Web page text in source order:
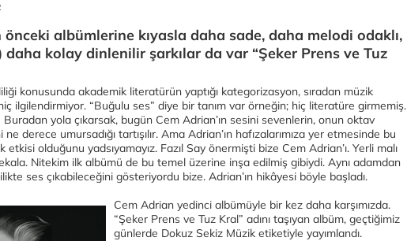
önceki albümlerine kıyasla daha sade, daha melodi odaklı,
kolay dinlenilir şarkılar da var “Şeker Prens ve Tuz
konusunda akademik literatürün yaptığı kategorizasyon, sıradan müzik
ilgilendirmiyor. “Buğulu ses” diye bir tanım var örneğin; hiç literatüre girmemiş.
Buradan yola çıkarsak, bugün Cem Adrian’ın sesini sevenlerin, onun oktav
ne derece umursadığı tartışılır. Ama Adrian’ın hafızalarımıza yer etmesinde bu
etkisi olduğunu yadsıyamayız. Fazıl Say önermişti bize Cem Adrian’ı. Yerli malı
Nitekim ilk albümü de bu temel üzerine inşa edilmiş gibiydi. Aynı adamdan
ses çıkabileceğini gösteriyordu bize. Adrian’ın hikâyesi böyle başladı.
Cem Adrian yedinci albümüyle bir kez daha karşımızda.
“Şeker Prens ve Tuz Kral” adını taşıyan albüm, geçtiğimiz
günlerde Dokuz Sekiz Müzik etiketiyle yayımlandı.